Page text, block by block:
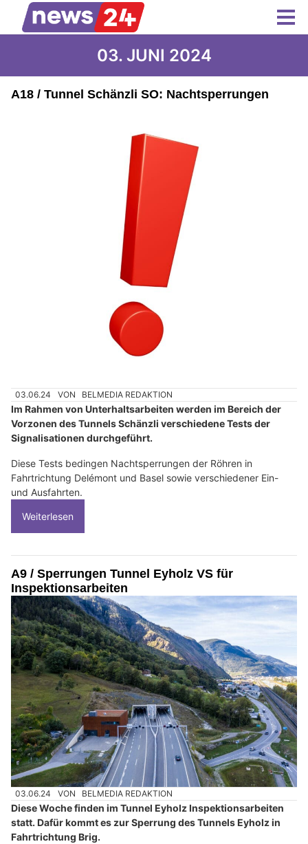
03. JUNI 2024
A18 / Tunnel Schänzli SO: Nachtsperrungen
03.06.24 VON BELMEDIA REDAKTION
Im Rahmen von Unterhaltsarbeiten werden im Bereich der
Vorzonen des Tunnels Schänzli verschiedene Tests der
Signalisationen durchgeführt.
Diese Tests bedingen Nachtsperrungen der Röhren in
Fahrtrichtung Delémont und Basel sowie verschiedener Ein-
und Ausfahrten.
Weiterlesen
A9 / Sperrungen Tunnel Eyholz VS für
Inspektionsarbeiten
03.06.24 VON BELMEDIA REDAKTION
Diese Woche finden im Tunnel Eyholz Inspektionsarbeiten
statt. Dafür kommt es zur Sperrung des Tunnels Eyholz in
Fahrtrichtung Brig.